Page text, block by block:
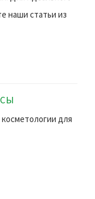
наши статьи из
для